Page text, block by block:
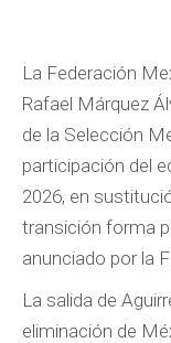
La Federación
Rafael Márquez
de la Selección
participación del
2026, en
transición forma
anunciado por la
La salida de
eliminación de